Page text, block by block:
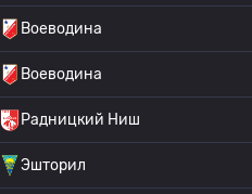
Воеводина
Воеводина
Радницкий Ниш
Эшторил